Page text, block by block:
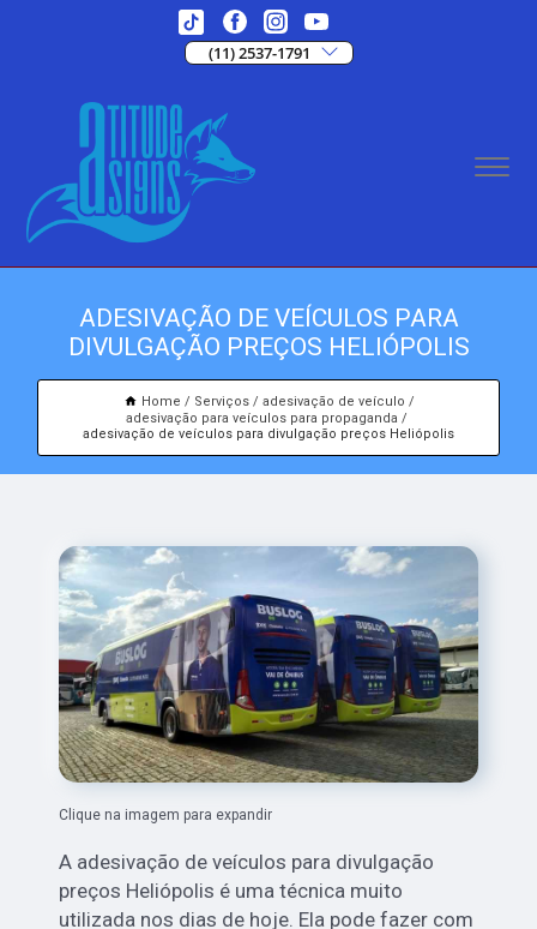
(11) 2537-1791
ADESIVAÇÃO DE VEÍCULOS PARA
DIVULGAÇÃO PREÇOS HELIÓPOLIS
Home Serviços
adesivação de veículo
adesivação para veículos para propaganda
adesivação de veículos para divulgação preços Heliópolis
Clique na imagem para expandir
A adesivação de veículos para divulgação
preços Heliópolis é uma técnica muito
utilizada nos dias de hoje. Ela pode fazer com